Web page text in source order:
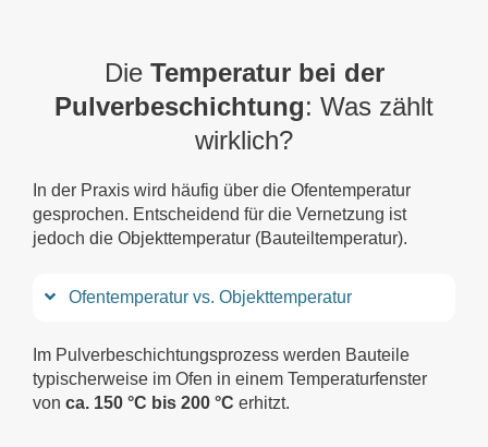
Die Temperatur bei der
Pulverbeschichtung: Was zählt
wirklich?
In der Praxis wird häufig über die Ofentemperatur
gesprochen. Entscheidend für die Vernetzung ist
jedoch die Objekttemperatur (Bauteiltemperatur).
Ofentemperatur vs. Objekttemperatur
Im Pulverbeschichtungsprozess werden Bauteile
typischerweise im Ofen in einem Temperaturfenster
von ca. 150 °C bis 200 °C erhitzt.